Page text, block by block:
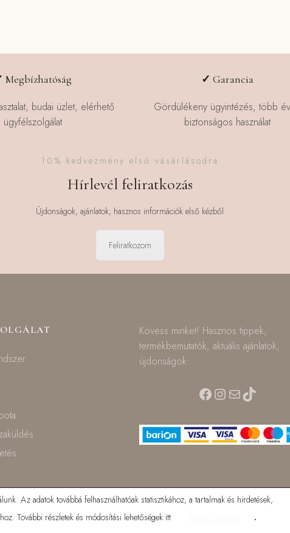
Megbízhatóság
budai üzlet, elérhető
ügyfélszolgálat
✓ Garancia
Gördülékeny ügyintézés, több
biztonságos használat
10% kedvezmény első vásárlásodra
Hírlevél feliratkozás
Újdonságok, ajánlatok, hasznos információk első kézből
Feliratkozom
Kövess minket! Hasznos tippek,
termékbemutatók, aktuális ajánlatok,
újdonságok:
Facebook
Instagram
MailTikTok
Az adatok továbbá felhasználhatóak statisztikához, a tartalmak és hirdetések,
További részletek és módosítási lehetőségek itt
.